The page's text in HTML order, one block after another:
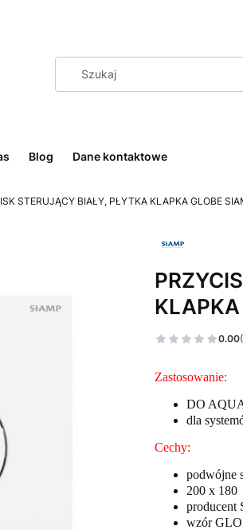
Blog Dane kontaktowe
STERUJĄCY BIAŁY, PŁYTKA KLAPKA GLOBE
KLAPKA
0.00
Zastosowanie:
DO
dla
Cechy:
podwójne
200 x 180
producent
wzór